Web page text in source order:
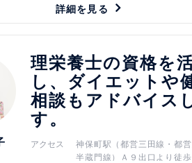
詳細を見る
理栄養士の資格を
し、ダイエットや
相談もアドバイス
す。
アクセス
神保町駅（都営三田線・都営
半蔵門線）Ａ９出口より徒